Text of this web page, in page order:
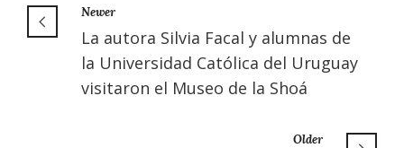
Newer
La autora Silvia Facal y alumnas de
la Universidad Católica del Uruguay
visitaron el Museo de la Shoá
Older